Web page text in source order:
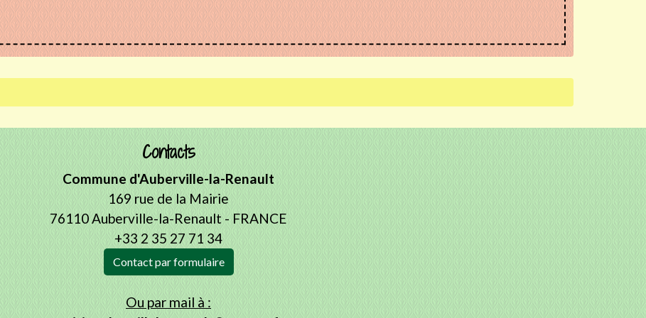
Contacts
Commune d'Auberville-la-Renault
169 rue de la Mairie
76110 Auberville-la-Renault - FRANCE
+33 2 35 27 71 34
Contact par formulaire
Ou par mail à :